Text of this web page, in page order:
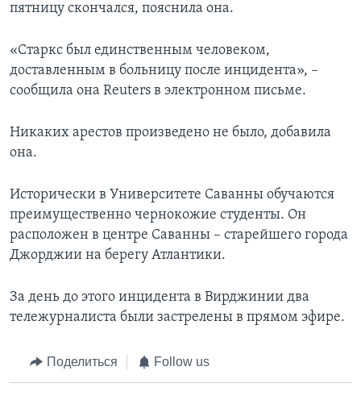
пятницу скончался, пояснила она.
«Старкс был единственным человеком,
доставленным в больницу после инцидента», –
сообщила она Reuters в электронном письме.
Никаких арестов произведено не было, добавила
она.
Исторически в Университете Саванны обучаются
преимущественно чернокожие студенты. Он
расположен в центре Саванны – старейшего города
Джорджии на берегу Атлантики.
За день до этого инцидента в Вирджинии два
тележурналиста были застрелены в прямом эфире.
Поделиться Follow us